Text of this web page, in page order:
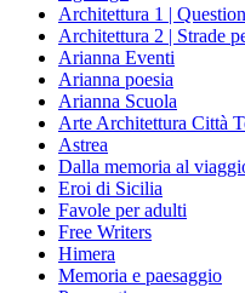
Architettura 1 |
Architettura 2 | Strade
Arianna Eventi
Arianna poesia
Arianna Scuola
Arte Architettura Città
Astrea
Dalla memoria al
Eroi di Sicilia
Favole per adulti
Free Writers
Himera
Memoria e paesaggio